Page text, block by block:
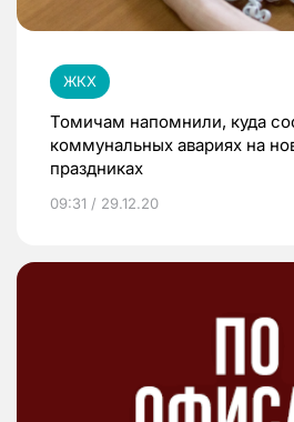
ЖКХ
Томичам напомнили, куда
коммунальных авариях на
праздниках
09:31 / 29.12.20